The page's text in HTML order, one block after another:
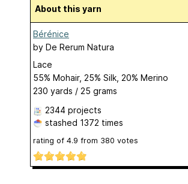
About this yarn
Bérénice
by De Rerum Natura
Lace
55% Mohair, 25% Silk, 20% Merino
230 yards / 25 grams
2344 projects
stashed 1372 times
rating of 4.9 from 380 votes